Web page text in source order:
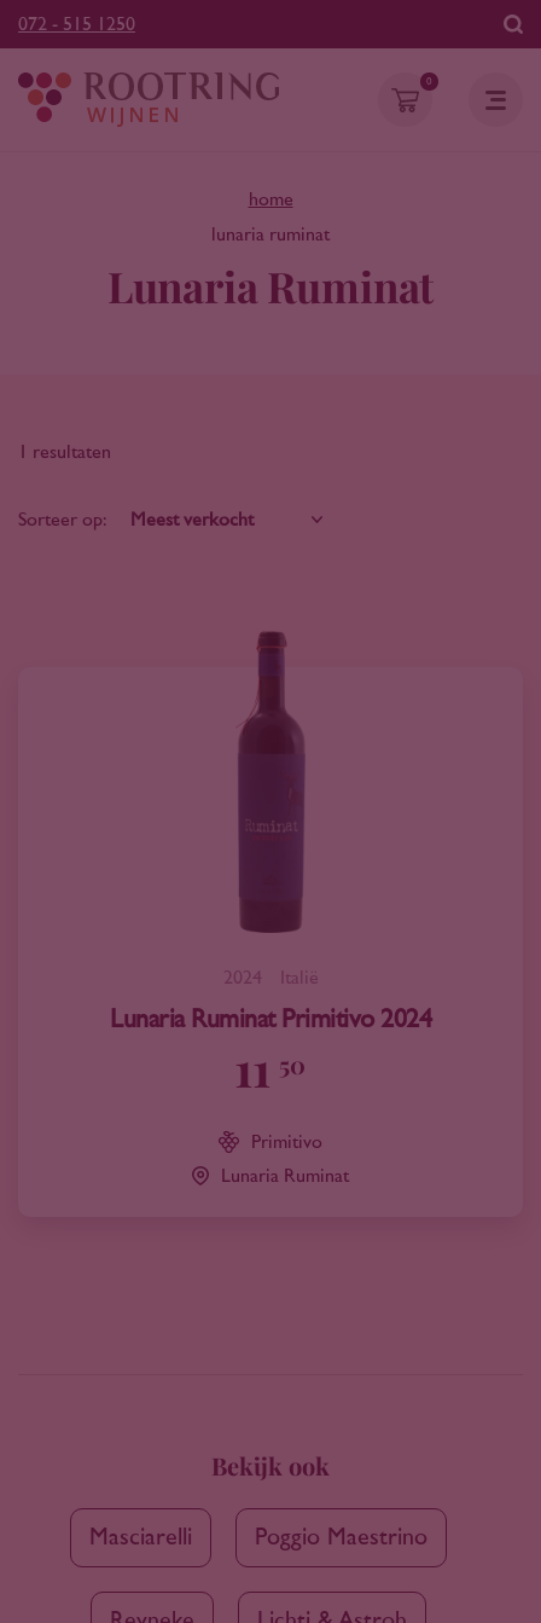
072 - 515 1250
0
home
lunaria ruminat
Lunaria Ruminat
1 resultaten
Sorteer op:
2024 Italië
Lunaria Ruminat Primitivo 2024
11 50
Primitivo
Lunaria Ruminat
Bekijk ook
Masciarelli Poggio Maestrino